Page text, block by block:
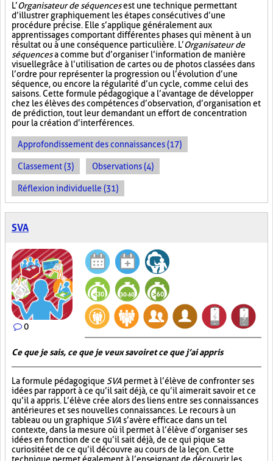
L’Organisateur de séquencesest une technique permettant
d’illustrer graphiquement les étapes consécutives d’une
procédure précise. Elle s’applique généralement aux
apprentissages comportant différentes phases qui mènent à un
résultat ou à une conséquence particulière. L’Organisateur de
séquencesa comme but d’organiser l’information de manière
visuellegrâce à l’utilisation de cartes ou de photos classées dans
l’ordre pour représenter la progression ou l’évolution d’une
séquence, ou encore la régularité d’un cycle, comme celui des
saisons. Cette formule pédagogique a l’avantage de développer
chez les élèves des compétences d’observation, d’organisation et
de prédiction, tout leur demandant un effort de concentration
pour la création d’interférences.
Approfondissement des connaissances (17)
Classement (3) Observations (4)
Réflexion individuelle (31)
SVA
0
Ce que je sais, ce que je veux savoir et ce que j’ai appris
La formule pédagogique SVA permet à l’élève de confronter ses
idées par rapport à ce qu’il sait déjà, ce qu’il aimerait savoir et ce
qu’il a appris. L’élève crée alors des liens entre ses connaissances
antérieures et ses nouvelles connaissances. Le recours à un
tableau ou un graphique SVA s’avère efficace dans un tel
contexte, dans la mesure où il permet à l’élève d’organiser ses
idées en fonction de ce qu’il sait déjà, de ce qui pique sa
curiosité et de ce qu’il découvre au cours de la leçon. Cette